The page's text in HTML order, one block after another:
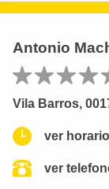
Antonio
Vila Barros,
ver
ver